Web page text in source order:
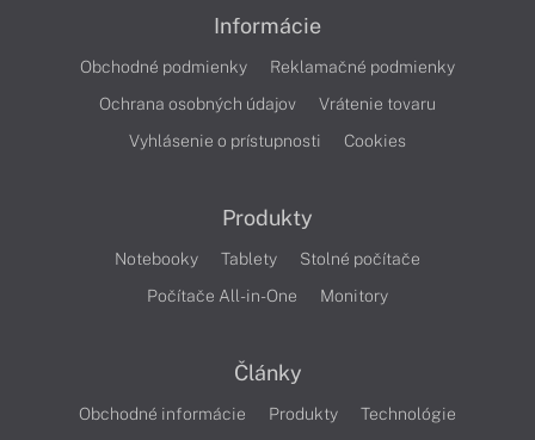
Informácie
Obchodné podmienky
Reklamačné podmienky
Ochrana osobných údajov
Vrátenie tovaru
Vyhlásenie o prístupnosti
Cookies
Produkty
Notebooky Tablety
Stolné počítače
Počítače All-in-One
Monitory
Články
Obchodné informácie Produkty
Technológie